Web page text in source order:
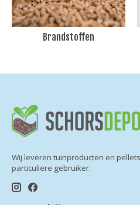
Brandstoffen
Wij leveren tuinproducten en
particuliere gebruiker.